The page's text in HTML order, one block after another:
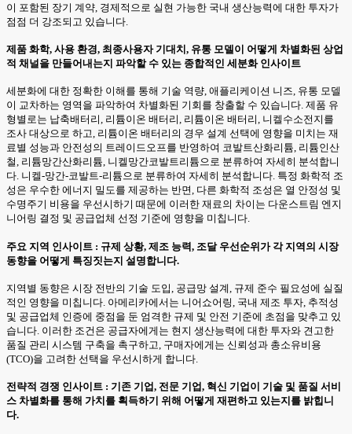
이 포함된 장기 계약, 경제적으로 실현 가능한 국내 생산능력에 대한 투자가
점점 더 강조되고 있습니다.
제품 화학, 사용 환경, 최종사용자 기대치, 유통 모델이 어떻게 차별화된 상업
적 채널을 만들어내는지 파악할 수 있는 종합적인 세분화 인사이트
세분화에 대한 정확한 이해를 통해 기술 역량, 애플리케이션 니즈, 유통 모델
이 교차하는 영역을 파악하여 차별화된 기회를 창출할 수 있습니다. 제품 유
형별로는 납축배터리, 리튬이온 배터리, 리튬이온 배터리, 니켈수소전지를
조사 대상으로 하고, 리튬이온 배터리의 경우 설계 선택에 영향을 미치는 재
료별 성능과 안전성의 트레이드오프를 반영하여 코발트산화리튬, 리튬인산
철, 리튬망간산화리튬, 니켈망간코발트리튬으로 분류하여 자세히 분석합니
다. 니켈-망간-코발트-리튬으로 분류하여 자세히 분석합니다. 특정 화학적 조
성은 우수한 에너지 밀도를 제공하는 반면, 다른 화학적 조성은 열 안정성 및
수명주기 비용을 우선시하기 때문에 이러한 재료의 차이는 다운스트림 엔지
니어링 결정 및 공급업체 선정 기준에 영향을 미칩니다.
주요 지역 인사이트 : 규제 상황, 제조 능력, 조달 우선순위가 각 지역의 시장
동향을 어떻게 특징짓는지 설명합니다.
지역별 동향은 시장 전반의 기술 도입, 공급망 설계, 규제 준수 필요성에 실질
적인 영향을 미칩니다. 아메리카에서는 니어쇼어링, 국내 제조 투자, 추적성
및 공급업체 인증에 중점을 둔 엄격한 규제 및 안전 기준에 초점을 맞추고 있
습니다. 이러한 조건은 공급자에게는 현지 생산능력에 대한 투자와 견고한
품질 관리 시스템 구축을 촉구하고, 구매자에게는 신뢰성과 총소유비용
(TCO)을 고려한 선택을 우선시하게 합니다.
전략적 경쟁 인사이트 : 기존 기업, 전문 기업, 혁신 기업이 기술 및 품질 서비
스 차별화를 통해 가치를 획득하기 위해 어떻게 재편하고 있는지를 밝힙니
다.